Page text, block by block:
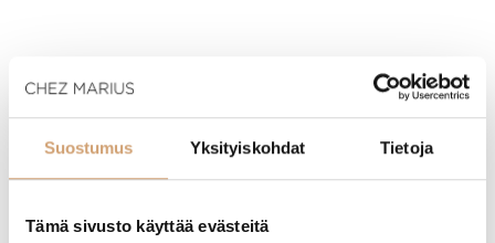
Suostumus Yksityiskohdat Tietoja
Tämä sivusto käyttää evästeitä